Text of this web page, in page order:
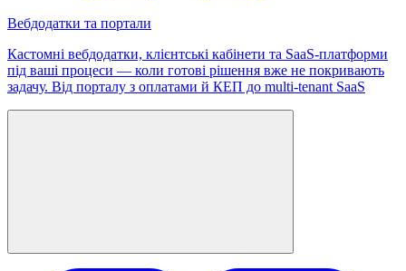
Вебдодатки та портали
Кастомні вебдодатки, клієнтські кабінети та SaaS-платформи
під ваші процеси — коли готові рішення вже не покривають
задачу. Від порталу з оплатами й КЕП до multi-tenant SaaS